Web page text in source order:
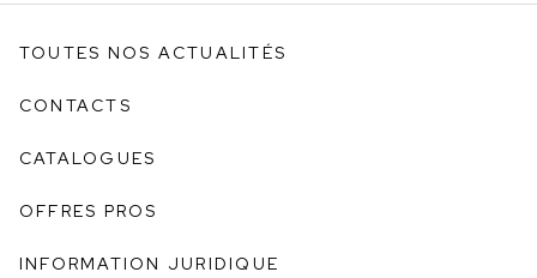
TOUTES NOS ACTUALITÉS
CONTACTS
CATALOGUES
OFFRES PROS
INFORMATION JURIDIQUE